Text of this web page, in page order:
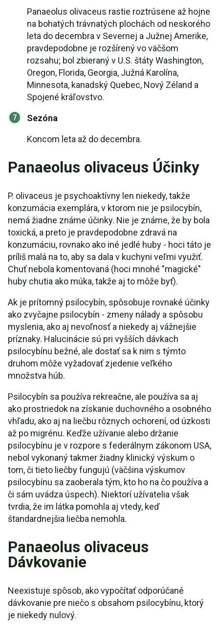
Panaeolus olivaceus rastie roztrúsene až hojne
na bohatých trávnatých plochách od neskorého
leta do decembra v Severnej a Južnej Amerike,
pravdepodobne je rozšírený vo väčšom
rozsahu; bol zbieraný v U.S. štáty Washington,
Oregon, Florida, Georgia, Južná Karolína,
Minnesota, kanadský Quebec, Nový Zéland a
Spojené kráľovstvo.
Sezóna
Koncom leta až do decembra.
Panaeolus olivaceus Účinky
P. olivaceus je psychoaktívny len niekedy, takže
konzumácia exemplára, v ktorom nie je psilocybín,
nemá žiadne známe účinky. Nie je známe, že by bola
toxická, a preto je pravdepodobne zdravá na
konzumáciu, rovnako ako iné jedlé huby - hoci táto je
príliš malá na to, aby sa dala v kuchyni veľmi využiť.
Chuť nebola komentovaná (hoci mnohé "magické"
huby chutia ako múka, takže aj to môže byť).
Ak je prítomný psilocybín, spôsobuje rovnaké účinky
ako zvyčajne psilocybín - zmeny nálady a spôsobu
myslenia, ako aj nevoľnosť a niekedy aj vážnejšie
príznaky. Halucinácie sú pri vyšších dávkach
psilocybínu bežné, ale dostať sa k nim s týmto
druhom môže vyžadovať zjedenie veľkého
množstva húb.
Psilocybín sa používa rekreačne, ale používa sa aj
ako prostriedok na získanie duchovného a osobného
vhľadu, ako aj na liečbu rôznych ochorení, od úzkosti
až po migrénu. Keďže užívanie alebo držanie
psilocybínu je v rozpore s federálnym zákonom USA,
nebol vykonaný takmer žiadny klinický výskum o
tom, či tieto liečby fungujú (väčšina výskumov
psilocybínu sa zaoberala tým, kto ho na čo používa a
či sám uvádza úspech). Niektorí užívatelia však
tvrdia, že im látka pomohla aj vtedy, keď
štandardnejšia liečba nemohla.
Panaeolus olivaceus
Dávkovanie
Neexistuje spôsob, ako vypočítať odporúčané
dávkovanie pre niečo s obsahom psilocybínu, ktorý
je niekedy nulový.